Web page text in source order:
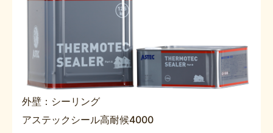
外壁：シーリング
アステックシール高耐候4000